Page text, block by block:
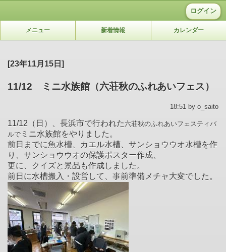
ログイン
メニュー 新着情報 カレンダー
[23年11月15日]
11/12 ミニ水族館（六荘秋のふれあいフェス）
18:51 by o_saito
11/12（日）、長浜市で行われた六荘秋のふれあいフェスティバ
ルで ミニ水族館をやりました。
前日までに魚水槽、カエル水槽、サンショウウオ水槽を作
り、サンショウウオの保護ポスター作成、
更に、クイズと景品も作成しました。
前日に水槽搬入・設営して、事前準備メチャ大変でした。